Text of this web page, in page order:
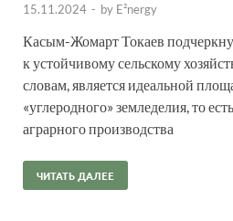
15.11.2024 - by E²nergy
Касым-Жомарт Токаев
к устойчивому сельскому
словам, является идеальной
«углеродного» земледелия, то
аграрного производства
ЧИТАТЬ ДАЛЕЕ